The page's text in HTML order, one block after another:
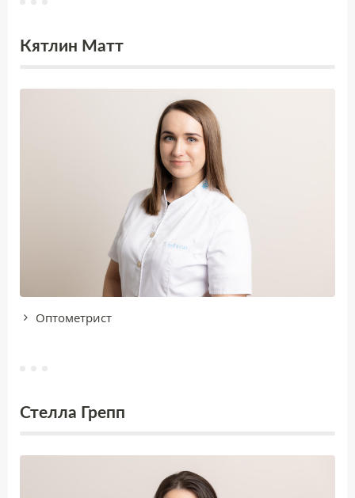
Кятлин Maтт
Oптoметрист
Стелла Грепп